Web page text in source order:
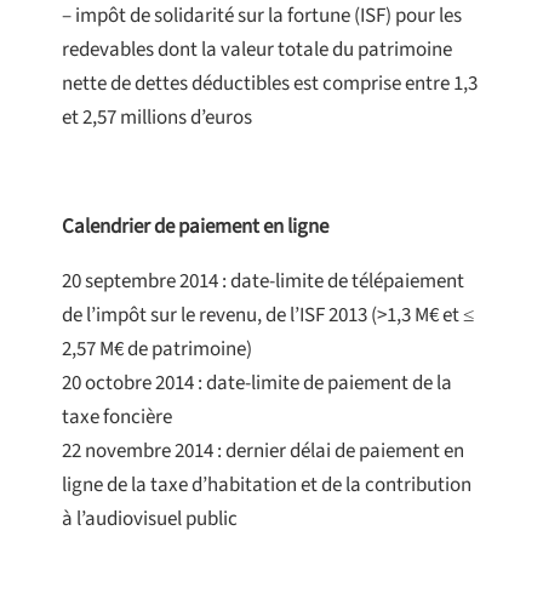
– impôt de solidarité sur la fortune (ISF) pour les
redevables dont la valeur totale du patrimoine
nette de dettes déductibles est comprise entre 1,3
et 2,57 millions d’euros
Calendrier de paiement en ligne
20 septembre 2014 : date-limite de télépaiement
de l’impôt sur le revenu, de l’ISF 2013 (>1,3 M€ et ≤
2,57 M€ de patrimoine)
20 octobre 2014 : date-limite de paiement de la
taxe foncière
22 novembre 2014 : dernier délai de paiement en
ligne de la taxe d’habitation et de la contribution
à l’audiovisuel public